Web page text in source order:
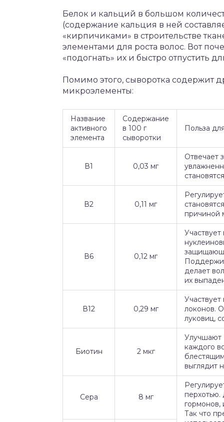
Белок и кальций в большом
(содержание кальция в ней
«кирпичиками» в строительстве
элементами для роста волос. Вот
«подогнать» их и быстро отпустить
Помимо этого, сыворотка содержит
микроэлементы:
Название
активного
элемента
Содержание
в 100 г
сыворотки
Польза
В1 0,03 мг
Отвечает
В2 0,11 мг
причиной
В6 0,12 мг
делает
их
В12 0,29 мг
локонов.
луковиц,
Биотин 2 мкг
Улучшают
каждого
выглядит
Сера 8 мг
перхотью.
гормонов,
Так что